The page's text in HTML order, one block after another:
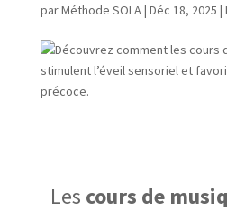
parMéthode SOLA| Déc 18, 2025 |
Les cours de